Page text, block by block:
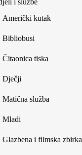
external)
i službe
Američki kutak
Bibliobusi
Čitaonica tiska
Dječji
Matična služba
Mladi
Glazbena i filmska zbirka